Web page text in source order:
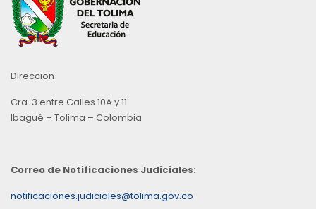
Direccion
Cra. 3 entre Calles 10A y 11
Ibagué – Tolima – Colombia
Correo de Notificaciones Judiciales:
notificaciones.judiciales@tolima.gov.co